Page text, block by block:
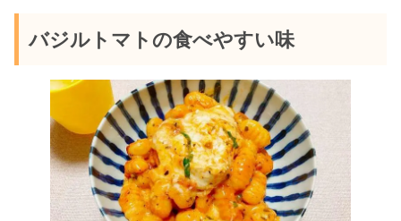
バジルトマトの食べやすい味